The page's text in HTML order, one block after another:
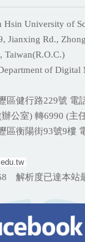
University of
Jianxing Rd.,
Taiwan(R.O.C.)
of Digital
區健行路229號 電
辦公室) 轉6990 (主
區衡陽街93號9樓
解析度已達本站